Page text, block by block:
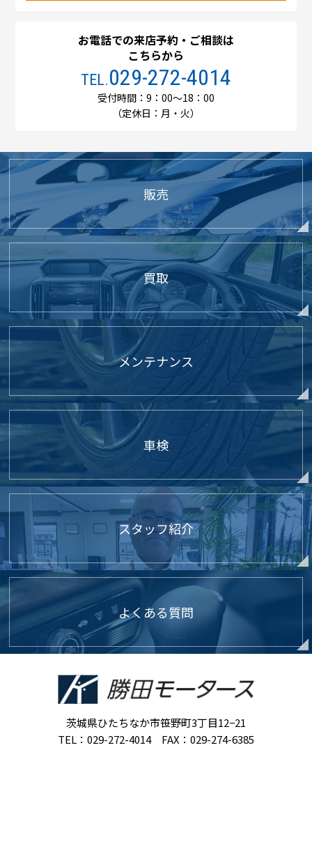
お電話での来店予約・ご相談は
こちらから
TEL.029-272-4014
受付時間：9：00～18：00
（定休日：月・火）
販売
買取
メンテナンス
車検
スタッフ紹介
よくある質問
茨城県ひたちなか市笹野町3丁目12−21
TEL：029-272-4014 FAX：029-274-6385